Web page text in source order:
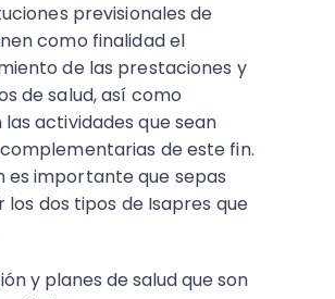
previsionales de
como finalidad el
de las prestaciones y
de salud, así como
actividades que sean
de este fin.
es importante que sepas
los dos tipos de Isapres que
y planes de salud que son